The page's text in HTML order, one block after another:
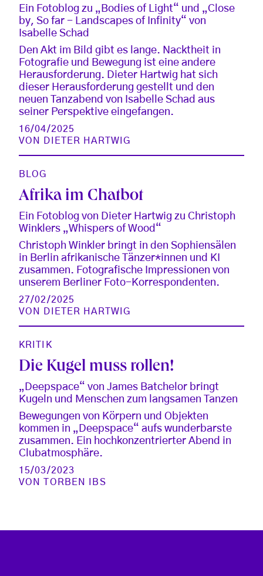
Ein Fotoblog zu „Bodies of Light“ und „Close
by, So far - Landscapes of Infinity“ von
Isabelle Schad
Den Akt im Bild gibt es lange. Nacktheit in
Fotografie und Bewegung ist eine andere
Herausforderung. Dieter Hartwig hat sich
dieser Herausforderung gestellt und den
neuen Tanzabend von Isabelle Schad aus
seiner Perspektive eingefangen.
16/04/2025
VON
DIETER HARTWIG
BLOG
Afrika im Chatbot
Ein Fotoblog von Dieter Hartwig zu Christoph
Winklers „Whispers of Wood“
Christoph Winkler bringt in den Sophiensälen
in Berlin afrikanische Tänzer*innen und KI
zusammen. Fotografische Impressionen von
unserem Berliner Foto-Korrespondenten.
27/02/2025
VON
DIETER HARTWIG
KRITIK
Die Kugel muss rollen!
„Deepspace“ von James Batchelor bringt
Kugeln und Menschen zum langsamen Tanzen
Bewegungen von Körpern und Objekten
kommen in „Deepspace“ aufs wunderbarste
zusammen. Ein hochkonzentrierter Abend in
Clubatmosphäre.
15/03/2023
VON
TORBEN IBS